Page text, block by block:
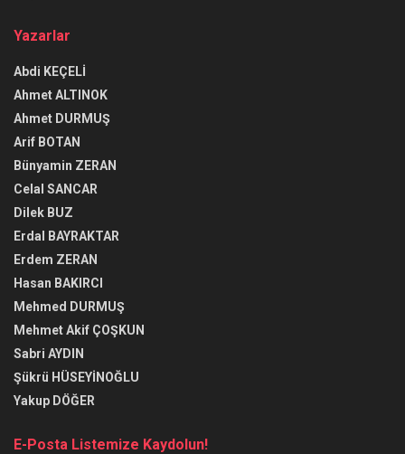
Yazarlar
Abdi KEÇELİ
Ahmet ALTINOK
Ahmet DURMUŞ
Arif BOTAN
Bünyamin ZERAN
Celal SANCAR
Dilek BUZ
Erdal BAYRAKTAR
Erdem ZERAN
Hasan BAKIRCI
Mehmed DURMUŞ
Mehmet Akif ÇOŞKUN
Sabri AYDIN
Şükrü HÜSEYİNOĞLU
Yakup DÖĞER
E-Posta Listemize Kaydolun!